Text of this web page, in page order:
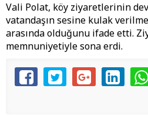
Vali Polat, köy ziyaretlerinin
vatandaşın sesine kulak
arasında olduğunu ifade etti.
memnuniyetiyle sona erdi.